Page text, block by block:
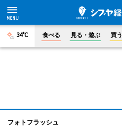
34°C 食べる 見る・遊ぶ 買う
フォトフラッシュ